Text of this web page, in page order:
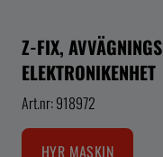
Z-FIX,
ELEKTRONIKENHET
Art.nr: 918972
HYR MASKIN